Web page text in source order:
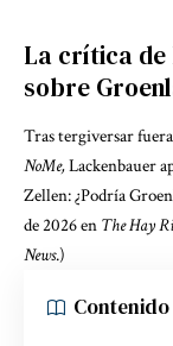
La crítica de
sobre
Tras tergiversar
NoMe,Lackenbauer
Zellen: ¿Podría
de 2026 en The Hay
News.)
Contenido